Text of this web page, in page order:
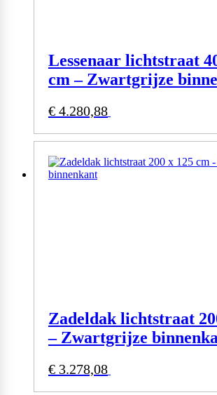
Lessenaar lichtstraat
cm – Zwartgrijze
€ 4.280,88
Zadeldak lichtstraat
– Zwartgrijze
€ 3.278,08